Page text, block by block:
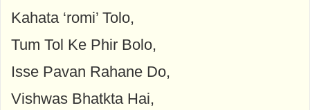
Kahata ‘romi’ Tolo,
Tum Tol Ke Phir Bolo,
Isse Pavan Rahane Do,
Vishwas Bhatkta Hai,